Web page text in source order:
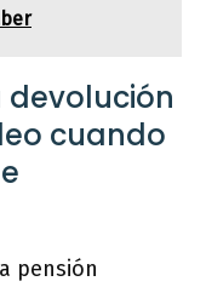
devolución
cuando
pensión